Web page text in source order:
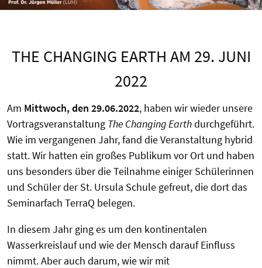
THE CHANGING EARTH AM 29. JUNI
2022
Am Mittwoch, den 29.06.2022, haben wir wieder unsere
Vortragsveranstaltung The Changing Earthdurchgeführt.
Wie im vergangenen Jahr, fand die Veranstaltung hybrid
statt. Wir hatten ein großes Publikum vor Ort und haben
uns besonders über die Teilnahme einiger Schülerinnen
und Schüler der St. Ursula Schule gefreut, die dort das
Seminarfach TerraQ belegen.
In diesem Jahr ging es um den kontinentalen
Wasserkreislauf und wie der Mensch darauf Einfluss
nimmt. Aber auch darum, wie wir mit